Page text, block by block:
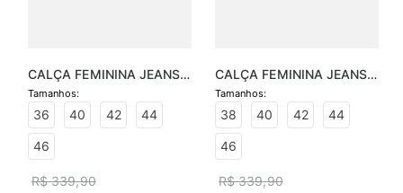
CALÇA FEMININA JEANS
LORENA SKINNY
36
40 42 44
46
R$ 339,90
CALÇA FEMININA JEANS
JANA FLARE
38
40 42 44
46
R$ 339,90